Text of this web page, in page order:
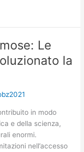
Le
la
in modo
e della scienza,
enormi.
nell’accesso